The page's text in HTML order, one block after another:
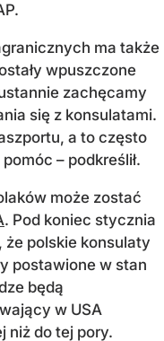
ma także
wpuszczone
zachęcamy
się z konsulatami.
a to często
– podkreślił.
może zostać
. Pod koniec stycznia
że polskie konsulaty
postawione w stan
będą
w USA
niż do tej pory.